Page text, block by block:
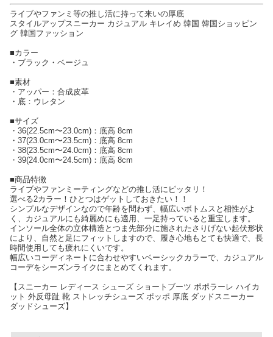
ライブやファンミ等の推し活に持って来いの厚底
スタイルアップスニーカー カジュアル キレイめ 韓国 韓国ショッピン
グ 韓国ファッション
■カラー
・ブラック・ベージュ
■素材
・アッパー：合成皮革
・底：ウレタン
■サイズ
・36(22.5cm〜23.0cm)：底高 8cm
・37(23.0cm〜23.5cm)：底高 8cm
・38(23.5cm〜24.0cm)：底高 8cm
・39(24.0cm〜24.5cm)：底高 8cm
■商品特徴
ライブやファンミーティングなどの推し活にピッタリ！
選べる2カラー！ひとつはゲットしておきたい！！
シンプルなデザインなので年齢を問わず、幅広いボトムスと相性がよ
く、カジュアルにも綺麗めにも適用、一足持っていると重宝します。
インソール全体の立体構造とつま先部分に施されたさりげない起伏形状
により、自然と足にフィットしますので、履き心地もとても快適で、長
時間使用しても疲れにくいです。
幅広いコーディネートに合わせやすいベーシックカラーで、カジュアル
コーデをシーズンライクにまとめてくれます。
【スニーカー レディース シューズ ショートブーツ ポポラーレ ハイカ
ット 外反母趾 靴 ストレッチシューズ ポッポ 厚底 ダッドスニーカー
ダッドシューズ】